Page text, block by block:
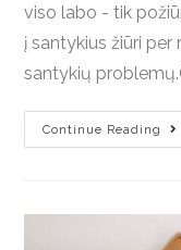
viso labo - tik
į santykius žiūri per
santykių
Continue Reading